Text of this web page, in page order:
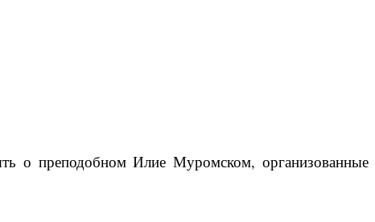
о преподобном Илие Муромском, организованные